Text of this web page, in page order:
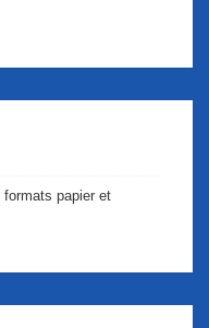
formats papier et